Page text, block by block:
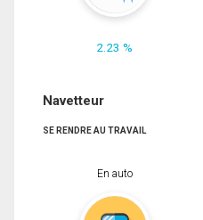
2.23 %
Navetteur
SE RENDRE AU TRAVAIL
En auto